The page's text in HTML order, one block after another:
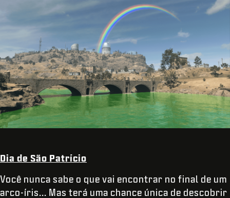
Dia de São Patrício
Você nunca sabe o que vai encontrar no final de um
arco-íris... Mas terá uma chance única de descobrir